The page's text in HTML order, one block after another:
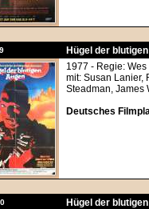
Hügel der
1977 - Regie: Wes
mit: Susan Lanier,
Steadman, James
Deutsches
Hügel der